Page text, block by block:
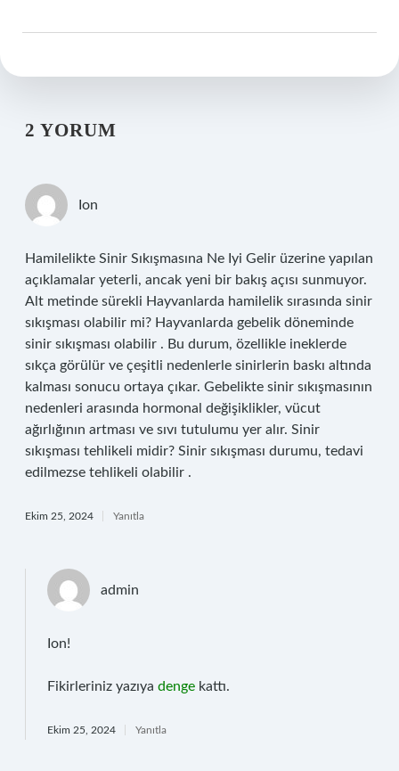
2 YORUM
Ion
Hamilelikte Sinir Sıkışmasına Ne Iyi Gelir üzerine yapılan
açıklamalar yeterli, ancak yeni bir bakış açısı sunmuyor.
Alt metinde sürekli Hayvanlarda hamilelik sırasında sinir
sıkışması olabilir mi? Hayvanlarda gebelik döneminde
sinir sıkışması olabilir . Bu durum, özellikle ineklerde
sıkça görülür ve çeşitli nedenlerle sinirlerin baskı altında
kalması sonucu ortaya çıkar. Gebelikte sinir sıkışmasının
nedenleri arasında hormonal değişiklikler, vücut
ağırlığının artması ve sıvı tutulumu yer alır. Sinir
sıkışması tehlikeli midir? Sinir sıkışması durumu, tedavi
edilmezse tehlikeli olabilir .
Ekim 25, 2024 Yanıtla
admin
Ion!
Fikirleriniz yazıya denge kattı.
Ekim 25, 2024 Yanıtla